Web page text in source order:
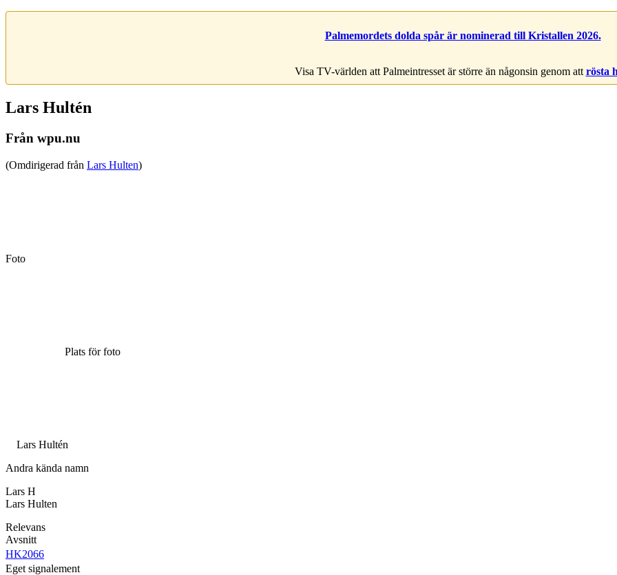
Palmemordets dolda spår är nominerad till Kristallen 2026.
Visa TV-världen att Palmeintresset är större än någonsin genom att rösta
Lars Hultén
Från wpu.nu
(Omdirigerad från Lars Hulten)
Foto
Plats för foto
Lars Hultén
Andra kända namn
Lars H
Lars Hulten
Relevans
Avsnitt
HK2066
Eget signalement